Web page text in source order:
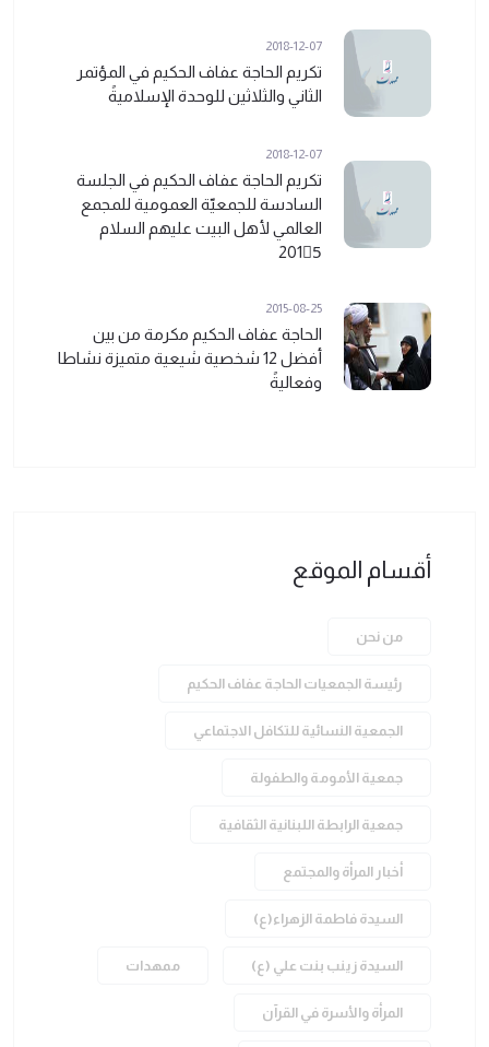
2018-12-07
تكريم الحاجة عفاف الحكيم في المؤتمر
الثاني والثلاثین للوحدة الإسلامیةً
2018-12-07
تكريم الحاجة عفاف الحكيم في الجلسة
السادسة للجمعيّة العمومية للمجمع
العالمي لأهل البيت عليهم السلام
2015ً
2015-08-25
الحاجة عفاف الحكيم مكرمة من بين
أفضل 12 شخصية شيعية متميزة نشاطا
وفعاليةً
أقسام الموقع
من نحن
رئيسة الجمعيات الحاجة عفاف الحكيم
الجمعية النسائية للتكافل الاجتماعي
جمعية الأمومة والطفولة
جمعية الرابطة اللبنانية الثقافية
أخبار المرأة والمجتمع
السيدة فاطمة الزهراء(ع)
السيدة زينب بنت علي (ع) ممهدات
المرأة والأسرة في القرآن